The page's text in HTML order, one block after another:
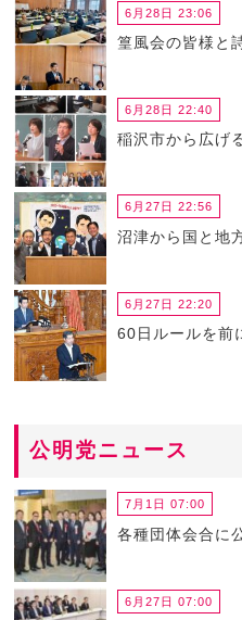
6月28日 23:06
篁風会の皆様と
6月28日 22:40
稲沢市から広げ
6月27日 22:56
沼津から国と地
6月27日 22:20
60日ルールを前
公明党ニュース
7月1日 07:00
各種団体会合に
6月27日 07:00